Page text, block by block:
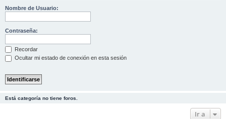
Nombre de Usuario:
Contraseña:
Recordar
Ocultar mi estado de conexión en esta sesión
Está categoría no tiene foros.
Ir a